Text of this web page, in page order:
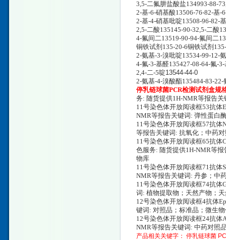
3,5-二氟肼盐酸盐134993-88-
2-基-6-硝基酸13506-76-82-基-
2-基-4-硝基吡啶13508-96-82-
2,5-二酸135145-90-32,5-二酸
4-氟间二13519-90-94-氟间二
铜铁试剂135-20-6铜铁试剂
2-氨基-3-溴吡啶13534-99-12-
4-氟-3-基醛135427-08-64-氟-
2,4-二-5啶13544-44-0
2-氨基-4-溴酸酯135484-83-
停乳链球菌PCR检测试剂盒规
务: 随货提供1H-NMR等报告
11号染色体开放阅读框53抗体
NMR等报告关键词: 弹性蛋白
11号染色体开放阅读框57抗体
等报告关键词: 抗氧化；中药
11号染色体开放阅读框65抗体
色服务: 随货提供1H-NMR等
物库
11号染色体开放阅读框71抗体
NMR等报告关键词: 丹参；中
11号染色体开放阅读框74抗体
词: 植物提取物；天然产物；
12号染色体开放阅读框4抗体
键词: 对照品；标准品；微生
12号染色体开放阅读框24抗体
NMR等报告关键词: 中药对照
产品相关关键字： 停乳链球菌